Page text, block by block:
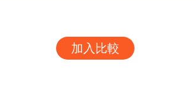
加入比較